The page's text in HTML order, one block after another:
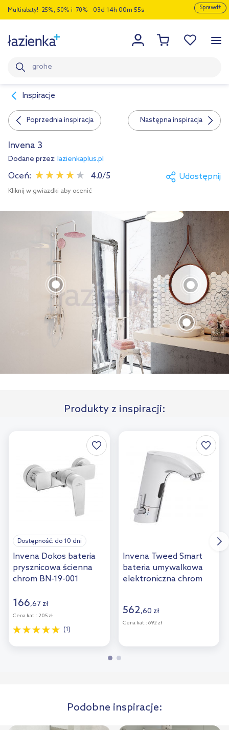
Multirabaty! -25%,-50% i -70% 03 14 00 55 Sprawdź
Inspiracje
Invena 3
Dodane przez: lazienkaplus.pl
Oceń: 4.0/5
Kliknij w gwiazdki aby ocenić
Udostępnij
Poprzednia inspiracja Następna inspiracja
Produkty z inspiracji:
Dostępność: do 10 dni
Invena Dokos bateria
prysznicowa ścienna
chrom BN-19-001
166,67 zł
Cena kat.: 205 zł
(1)
Invena Tweed Smart
bateria umywalkowa
elektroniczna chrom
562,60 zł
Cena kat.: 692 zł
Podobne inspiracje: